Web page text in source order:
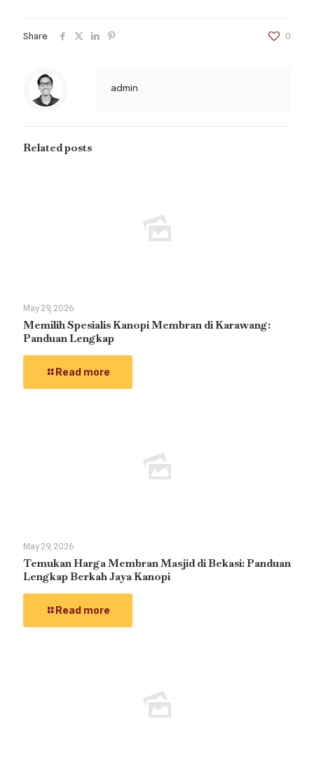
Share 0
admin
Related posts
May 29, 2026
Memilih Spesialis Kanopi Membran di Karawang:
Panduan Lengkap
Read more
May 29, 2026
Temukan Harga Membran Masjid di Bekasi: Panduan
Lengkap Berkah Jaya Kanopi
Read more